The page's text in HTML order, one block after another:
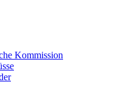
Kommission